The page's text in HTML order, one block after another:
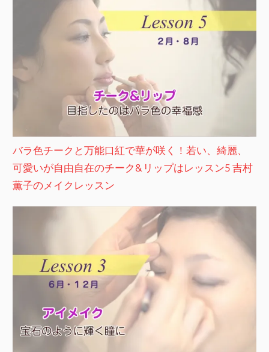
バラ色チークと万能口紅で華が咲く！若い、綺麗、
可愛いが自由自在のチーク&リップはレッスン5 吉村
薫子のメイクレッスン